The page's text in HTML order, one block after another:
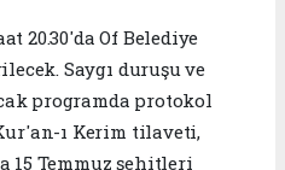
20.30'da Of Belediye
Saygı duruşu ve
programda protokol
ı Kerim tilaveti,
Temmuz şehitleri